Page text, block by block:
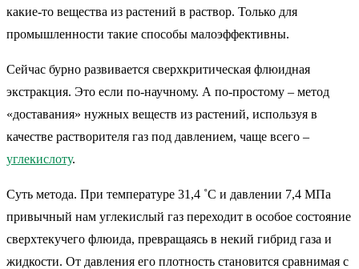
какие-то вещества из растений в раствор. Только для
промышленности такие способы малоэффективны.
Сейчас бурно развивается сверхкритическая флюидная
экстракция. Это если по-научному. А по-простому – метод
«доставания» нужных веществ из растений, используя в
качестве растворителя газ под давлением, чаще всего –
углекислоту.
Суть метода. При температуре 31,4 ˚С и давлении 7,4 МПа
привычный нам углекислый газ переходит в особое состояние
сверхтекучего флюида, превращаясь в некий гибрид газа и
жидкости. От давления его плотность становится сравнимая с